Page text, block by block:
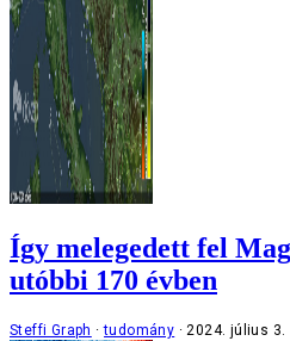
Így melegedett fel
utóbbi 170 évben
Steffi Graph tudomány 2024. július 3.